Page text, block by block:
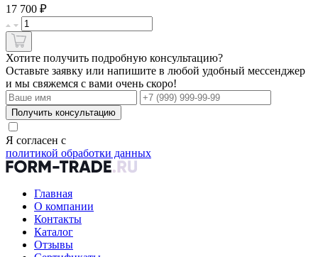
17 700 ₽
Хотите получить подробную консультацию?
Оставьте заявку или напишите в любой удобный мессенджер
и мы свяжемся с вами очень скоро!
Получить консультацию
Я согласен с
политикой обработки данных
Главная
О компании
Контакты
Каталог
Отзывы